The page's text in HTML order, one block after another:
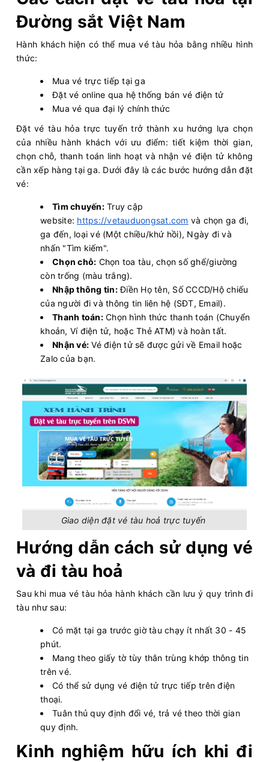
Đường sắt Việt Nam
Hành khách hiện có thể mua vé tàu hỏa bằng nhiều hình
thức:
Mua vé trực tiếp tại ga
Đặt vé online qua hệ thống bán vé điện tử
Mua vé qua đại lý chính thức
Đặt vé tàu hỏa trực tuyến trở thành xu hướng lựa chọn
của nhiều hành khách với ưu điểm: tiết kiệm thời gian,
chọn chỗ, thanh toán linh hoạt và nhận vé điện tử không
cần xếp hàng tại ga. Dưới đây là các bước hướng dẫn đặt
vé:
Tìm chuyến:Truy cập
website: https://vetauduongsat.com và chọn ga đi,
ga đến, loại vé (Một chiều/khứ hồi), Ngày đi và
nhấn "Tìm kiếm".
Chọn chỗ: Chọn toa tàu, chọn số ghế/giường
còn trống (màu trắng).
Nhập thông tin:Điền Họ tên, Số CCCD/Hộ chiếu
của người đi và thông tin liên hệ (SĐT, Email).
Thanh toán:Chọn hình thức thanh toán (Chuyển
khoản, Ví điện tử, hoặc Thẻ ATM) và hoàn tất.
Nhận vé: Vé điện tử sẽ được gửi về Email hoặc
Zalo của bạn.
Giao diện đặt vé tàu hoả trực tuyến
Hướng dẫn cách sử dụng vé
và đi tàu hoả
Sau khi mua vé tàu hỏa hành khách cần lưu ý quy trình đi
tàu như sau:
Có mặt tại ga trước giờ tàu chạy ít nhất 30 - 45
phút.
Mang theo giấy tờ tùy thân trùng khớp thông tin
trên vé.
Có thể sử dụng vé điện tử trực tiếp trên điện
thoại.
Tuân thủ quy định đổi vé, trả vé theo thời gian
quy định.
Kinh nghiệm hữu ích khi đi